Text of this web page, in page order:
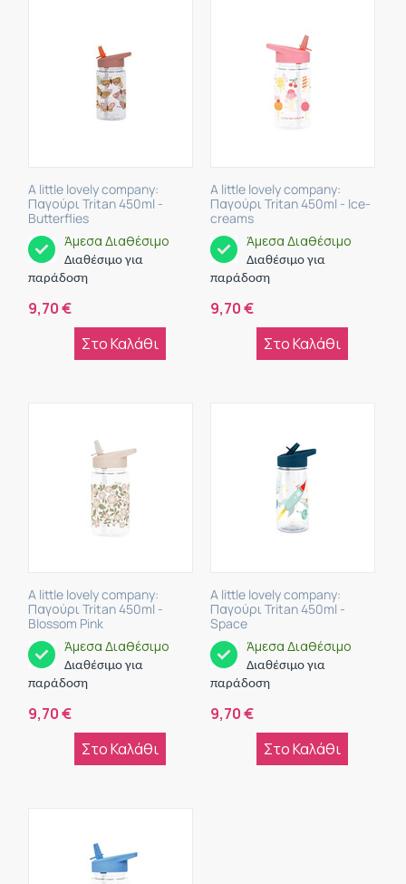
A little lovely company:
Παγούρι Tritan 450ml -
Butterflies
Άμεσα Διαθέσιμο
Διαθέσιμο για
παράδοση
9,70€
Στο Καλάθι
A little lovely company:
Παγούρι Tritan 450ml - Ice-
creams
Άμεσα Διαθέσιμο
Διαθέσιμο για
παράδοση
9,70€
Στο Καλάθι
A little lovely company:
Παγούρι Tritan 450ml -
Blossom Pink
Άμεσα Διαθέσιμο
Διαθέσιμο για
παράδοση
9,70€
Στο Καλάθι
A little lovely company:
Παγούρι Tritan 450ml -
Space
Άμεσα Διαθέσιμο
Διαθέσιμο για
παράδοση
9,70€
Στο Καλάθι